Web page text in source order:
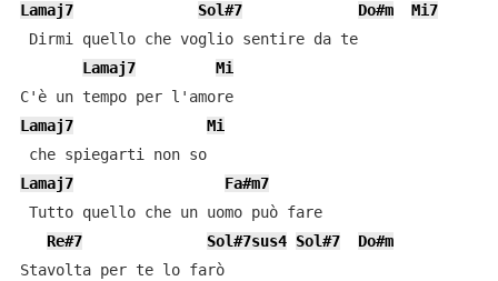
Lamaj7
Sol#7 Do#m
Mi7
Dirmi quello che voglio sentire da te
Lamaj7
Mi
C'è un tempo per l'amore
Lamaj7
Mi
che spiegarti non so
Lamaj7
Fa#m7
Tutto quello che un uomo può fare
Re#7
Sol#7sus4 Sol#7
Do#m
Stavolta per te lo farò